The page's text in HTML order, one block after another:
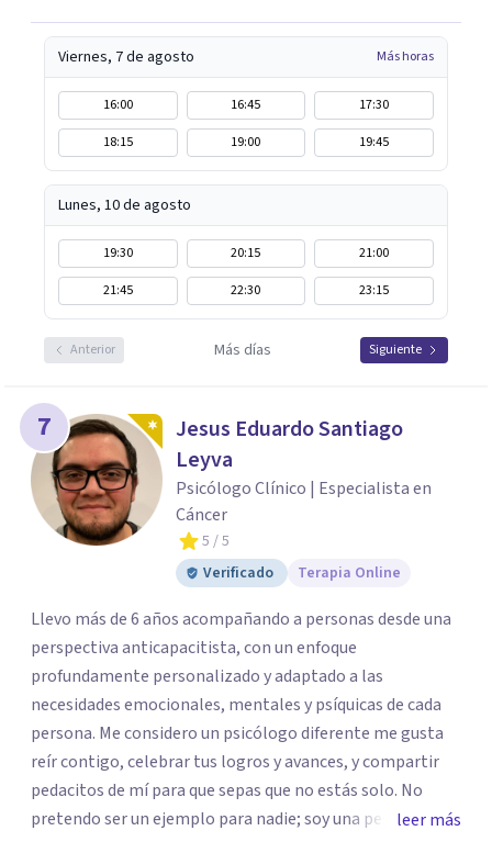
Viernes, 7 de agosto Más horas
16:00 16:45
17:30
18:15
19:00 19:45
Lunes, 10 de agosto
19:30 20:15
21:00
21:45
22:30 23:15
Anterior Más días Siguiente
7
Jesus Eduardo Santiago
Leyva
Psicólogo Clínico | Especialista en
Cáncer
5 / 5
Verificado
Terapia Online
Llevo más de 6 años acompañando a personas desde una
perspectiva anticapacitista, con un enfoque
profundamente personalizado y adaptado a las
necesidades emocionales, mentales y psíquicas de cada
persona. Me considero un psicólogo diferente me gusta
reír contigo, celebrar tus logros y avances, y compartir
pedacitos de mí para que sepas que no estás solo. No
pretendo ser un ejemplo para nadie; soy una persona que
leer más